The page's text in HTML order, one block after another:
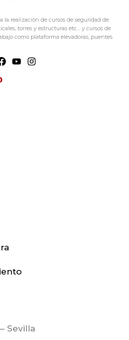
la realización de cursos de seguridad de
torres y estructuras etc… y cursos de
como plataforma elevadoras, puentes
Sevilla